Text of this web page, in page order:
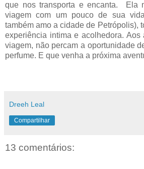
que nos transporta e encanta. Ela
viagem com um pouco de sua
também amo a cidade de Petrópolis),
experiência intima e acolhedora. Aos
viagem, não percam a oportunidade
perfume. E que venha a próxima
Dreeh Leal
Compartilhar
13 comentários: